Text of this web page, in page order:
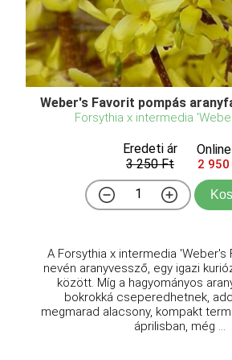
Weber's Favorit pompás
Forsythia x intermedia
Eredeti ár
3 250 Ft
2 950
A Forsythia x intermedia 'Weber's
nevén aranyvessző, egy igazi
között. Míg a hagyományos
bokrokká cseperedhetnek,
megmarad alacsony, kompakt
áprilisban, még ...